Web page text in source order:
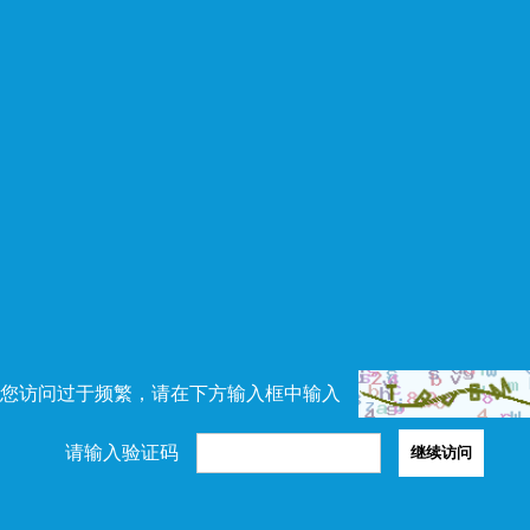
访问过于频繁，请在下方输入框中输入
请输入验证码 继续访问